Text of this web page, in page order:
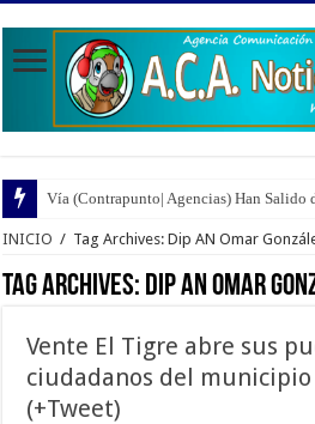
Vía (Contrapunto| Agencias) Han Salido
INICIO / Tag Archives: Dip AN Omar
Tag Archives: Dip AN Omar
Vente El Tigre abre sus
ciudadanos del
(+Tweet)